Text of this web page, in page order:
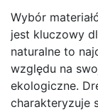
Wybór
jest kluczowy
naturalne to
względu na
ekologiczne.
charakteryzuje